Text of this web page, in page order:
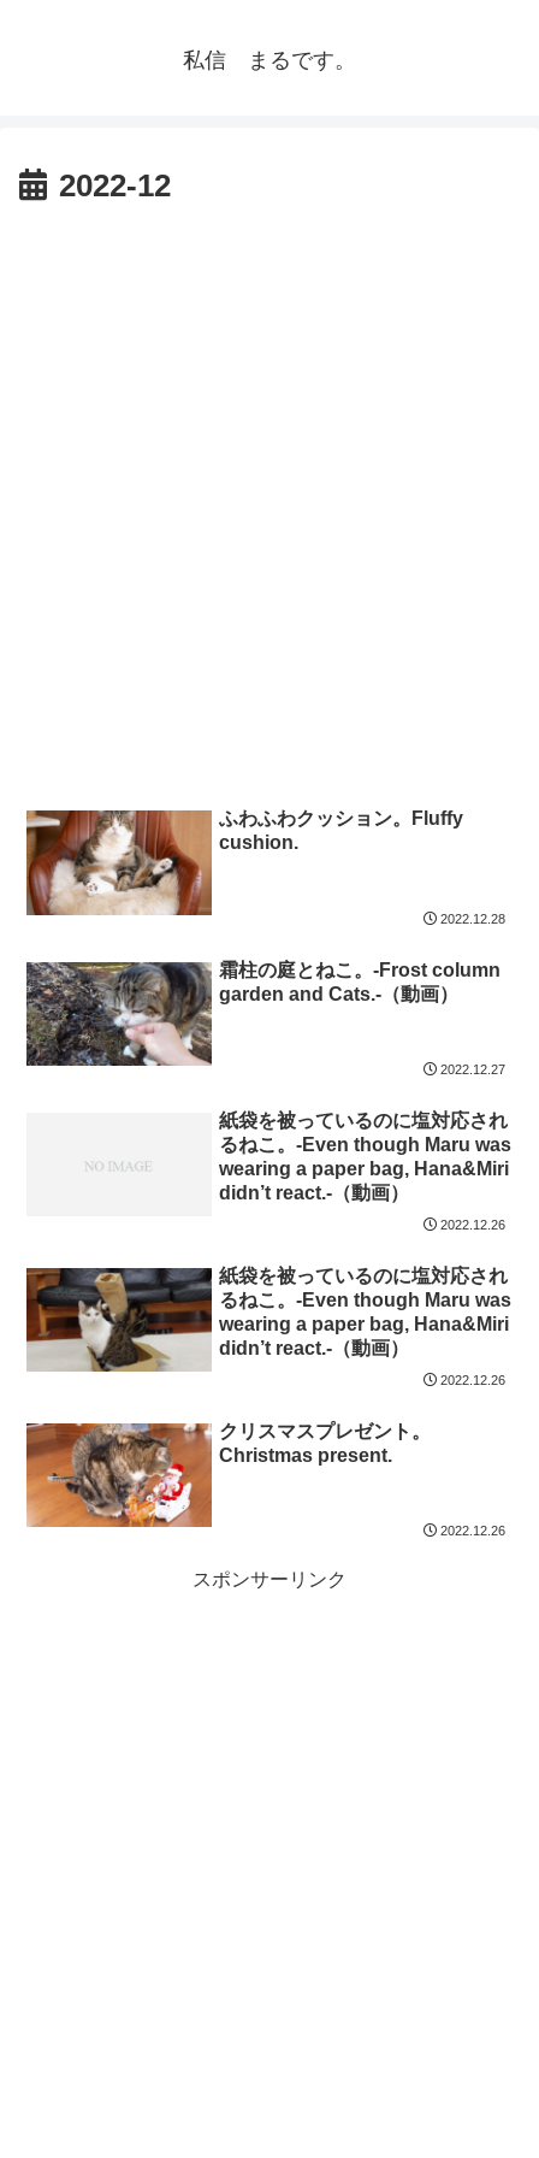
私信 まるです。
2022-12
ふわふわクッション。Fluffy
cushion.
2022.12.28
霜柱の庭とねこ。-Frost column
garden and Cats.-（動画）
2022.12.27
紙袋を被っているのに塩対応され
るねこ。-Even though Maru was
wearing a paper bag, Hana&Miri
didn’t react.-（動画）
2022.12.26
紙袋を被っているのに塩対応され
るねこ。-Even though Maru was
wearing a paper bag, Hana&Miri
didn’t react.-（動画）
2022.12.26
クリスマスプレゼント。
Christmas present.
2022.12.26
スポンサーリンク